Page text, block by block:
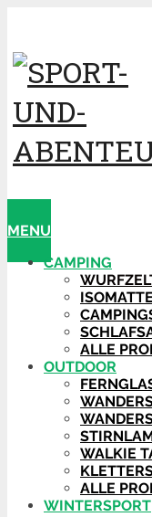
MENU
CAMPING
ALLE
OUTDOOR
WALKIE
ALLE
WINTERSPORT